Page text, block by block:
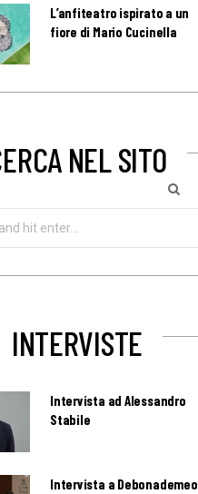
L’anfiteatro ispirato a un
fiore di Mario Cucinella
NEL SITO
INTERVISTE
Intervista ad Alessandro
Stabile
Intervista a Debonademeo